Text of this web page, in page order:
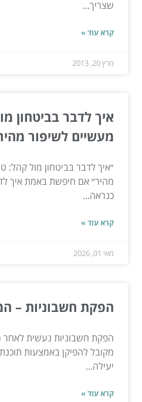
שצריך...
קרא עוד »
מרץ 20, 2013
איך לדבר בביטחון
מעשיים לשיפור
״איך לדבר בביטחון מול קהל:
מהיר״ אם חיפשת באמת איך
כנראה...
קרא עוד »
מאי 01, 2026
הפקת חשבוניות –
הפקת חשבוניות נעשית לאחר
מקובל להפיקן באמצעות
יעילה...
קרא עוד »